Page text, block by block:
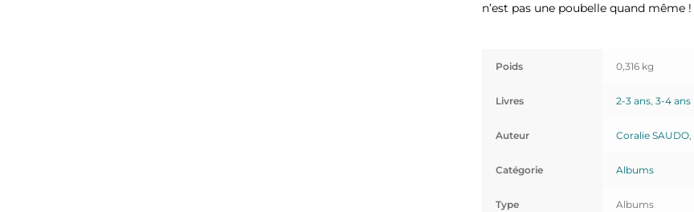
n’est pas une poubelle quand même !
Poids 0,316 kg
Livres 2-3 ans, 3-4 ans
Auteur Coralie SAUDO,
Catégorie Albums
Type Albums